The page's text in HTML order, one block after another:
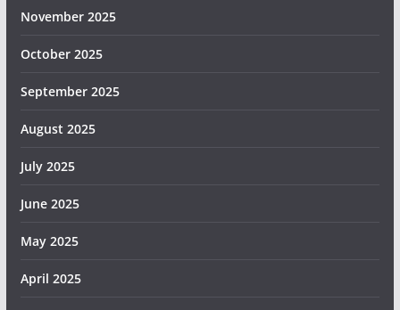
November 2025
October 2025
September 2025
August 2025
July 2025
June 2025
May 2025
April 2025